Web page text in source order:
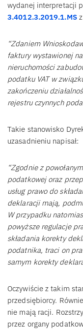
wydanej interpretacji
3.4012.3.2019.1.MSz
“Zdaniem
faktury wystawionej
nieruchomości
podatku VAT w
zakończeniu
rejestru czynnych
Takie stanowisko
uzasadnieniu napisał:
“Zgodnie z
podatkowej oraz
usług prawo do
deklaracji mają,
W przypadku
powyższe regulacje
składania korekty
podatnika, traci on
samym korekty
Oczywiście z takim
przedsiębiorcy.
nie mają racji.
przez organy